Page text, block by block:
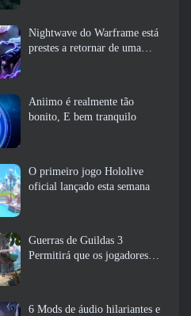
Nightwave do Warframe está
prestes a retornar de uma
Aniimo é realmente tão
bonito, E bem tranquilo
O primeiro jogo Hololive
oficial lançado esta semana
Guerras de Guildas 3
Permitirá que os jogadores
6 Mods de áudio hilariantes e